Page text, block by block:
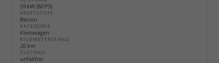
59 kW (80 PS)
KRAFTSTOFF
Benzin
KATEGORIE
Kleinwagen
KILOMETERSTAND
20 km
ZUSTAND
unfallfrei